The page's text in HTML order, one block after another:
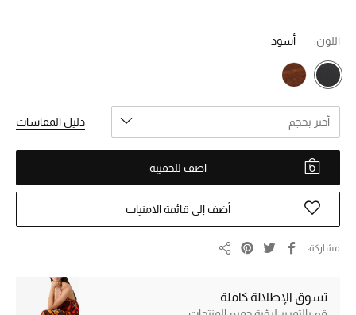
ما وصلنا حديثاً
الموسم الجديد
النساء
الحقائب النسائية
أحذية النسائية
الجمال
اللون: أسود
أختر بحجم دليل المقاسات
اضف للحقيبة
أضف إلى قائمة الامنيات
مشاركة
تسوق الإطلالة كاملة